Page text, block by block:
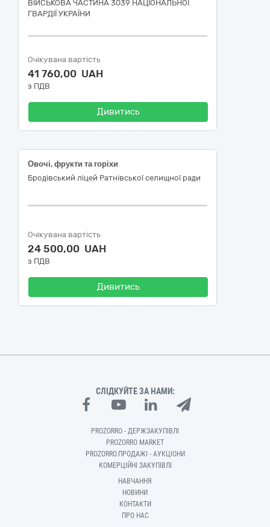
ВІЙСЬКОВА ЧАСТИНА 3039 НАЦІОНАЛЬНОЇ
ГВАРДІЇ УКРАЇНИ
Очікувана вартість
41 760,00 UAH
з ПДВ
Дивитись
Овочі, фрукти та горіхи
Бродівський ліцей Ратнівської селищної ради
Очікувана вартість
24 500,00 UAH
з ПДВ
Дивитись
СЛІДКУЙТЕ ЗА НАМИ:
PROZORRO - ДЕРЖЗАКУПІВЛІ
PROZORRO MARKET
PROZORRO.ПРОДАЖІ - АУКЦІОНИ
КОМЕРЦІЙНІ ЗАКУПІВЛІ
НАВЧАННЯ
НОВИНИ
КОНТАКТИ
ПРО НАС